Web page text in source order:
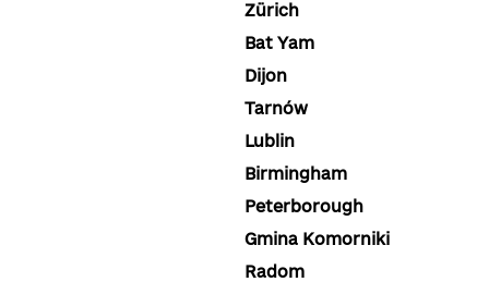
Zürich
Bat Yam
Dijon
Tarnów
Lublin
Birmingham
Peterborough
Gmina Komorniki
Radom